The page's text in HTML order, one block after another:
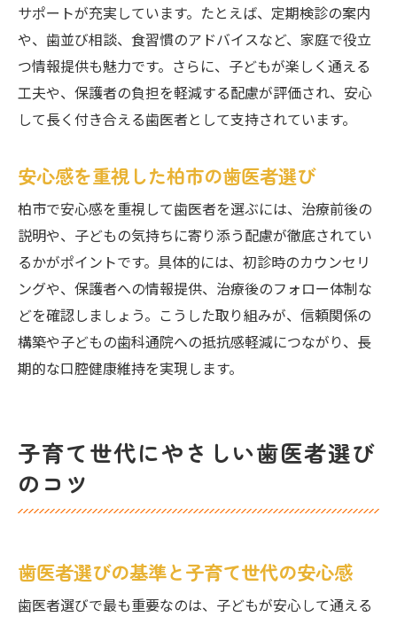
サポートが充実しています。たとえば、定期検診の案内
や、歯並び相談、食習慣のアドバイスなど、家庭で役立
つ情報提供も魅力です。さらに、子どもが楽しく通える
工夫や、保護者の負担を軽減する配慮が評価され、安心
して長く付き合える歯医者として支持されています。
安心感を重視した柏市の歯医者選び
柏市で安心感を重視して歯医者を選ぶには、治療前後の
説明や、子どもの気持ちに寄り添う配慮が徹底されてい
るかがポイントです。具体的には、初診時のカウンセリ
ングや、保護者への情報提供、治療後のフォロー体制な
どを確認しましょう。こうした取り組みが、信頼関係の
構築や子どもの歯科通院への抵抗感軽減につながり、長
期的な口腔健康維持を実現します。
子育て世代にやさしい歯医者選び
のコツ
歯医者選びの基準と子育て世代の安心感
歯医者選びで最も重要なのは、子どもが安心して通える